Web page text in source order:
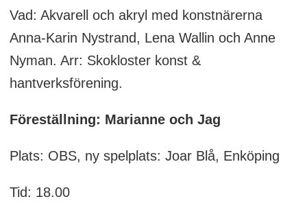
Vad: Akvarell och akryl med konstnärerna
Anna-Karin Nystrand, Lena Wallin och Anne
Nyman. Arr: Skokloster konst &
hantverksförening.
Föreställning: Marianne och Jag
Plats: OBS, ny spelplats: Joar Blå, Enköping
Tid: 18.00